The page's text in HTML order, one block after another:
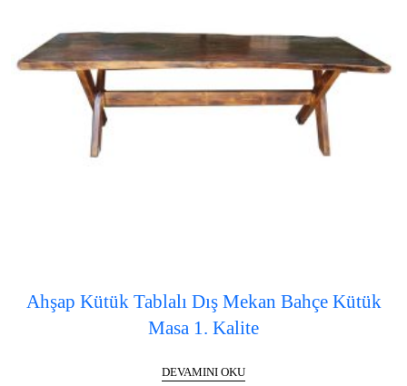
Ahşap Kütük Tablalı Dış Mekan Bahçe Kütük
Masa 1. Kalite
DEVAMINI OKU